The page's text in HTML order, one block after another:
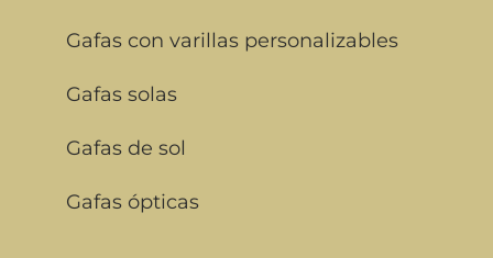
Gafas con varillas personalizables
Gafas solas
Gafas de sol
Gafas ópticas